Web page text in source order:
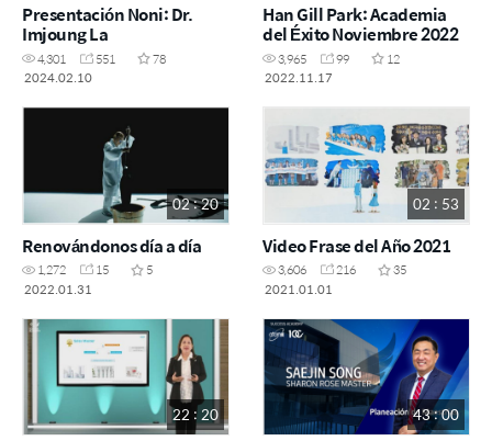
Presentación Noni: Dr.
Imjoung La
4,301 551
78
2024.02.10
Han Gill Park: Academia
del Éxito Noviembre 2022
3,965 99
12
2022.11.17
02 : 20
Renovándonos día a día
1,272 15
5
2022.01.31
02 : 53
Video Frase del Año 2021
3,606 216
35
2021.01.01
22 : 20 43 : 00